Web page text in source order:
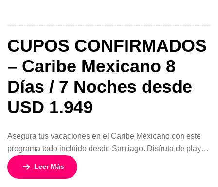
ciudad en un City […]
CUPOS CONFIRMADOS
– Caribe Mexicano 8
Días / 7 Noches desde
USD 1.949
Asegura tus vacaciones en el Caribe Mexicano con este
programa todo incluido desde Santiago. Disfruta de playas
de arena blanca, aguas turquesas y hoteles con servicios
completos, combinando descanso, diversión y comodidad
Leer Más